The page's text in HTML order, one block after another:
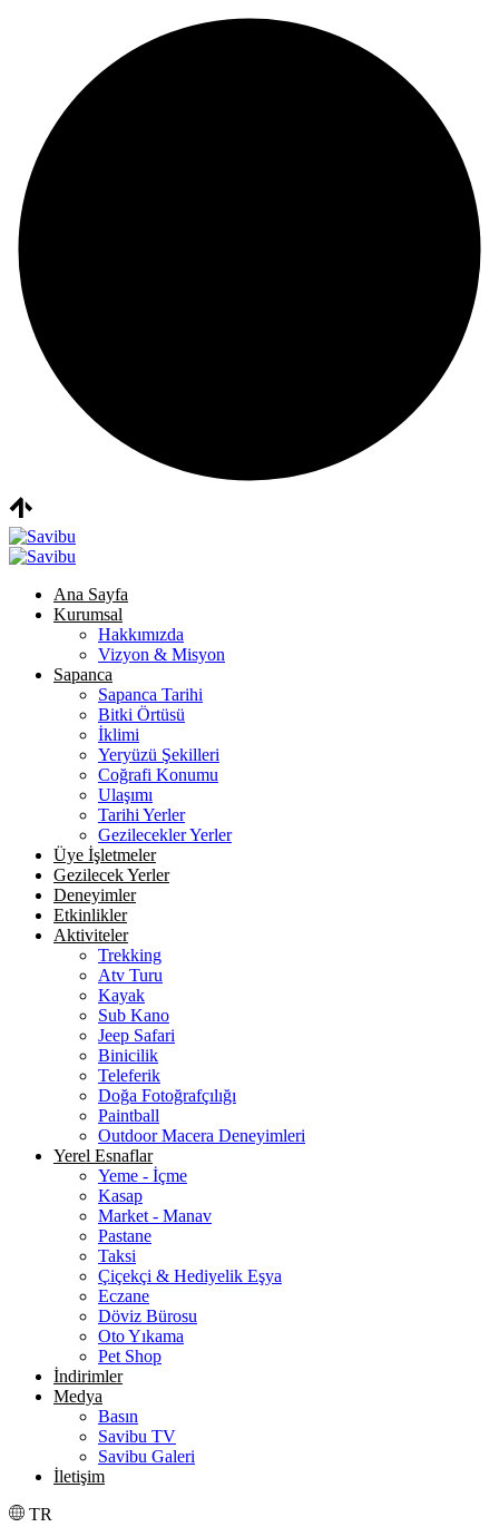
Ana Sayfa
Kurumsal
Hakkımızda
Vizyon & Misyon
Sapanca
Sapanca Tarihi
Bitki Örtüsü
İklimi
Yeryüzü Şekilleri
Coğrafi Konumu
Ulaşımı
Tarihi Yerler
Gezilecekler Yerler
Üye İşletmeler
Gezilecek Yerler
Deneyimler
Etkinlikler
Aktiviteler
Trekking
Atv Turu
Kayak
Sub Kano
Jeep Safari
Binicilik
Teleferik
Doğa Fotoğrafçılığı
Paintball
Outdoor Macera Deneyimleri
Yerel Esnaflar
Yeme - İçme
Kasap
Market - Manav
Pastane
Taksi
Çiçekçi & Hediyelik Eşya
Eczane
Döviz Bürosu
Oto Yıkama
Pet Shop
İndirimler
Medya
Basın
Savibu TV
Savibu Galeri
İletişim
TR